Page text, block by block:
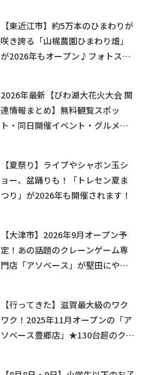
【東近江市】約5万本のひまわりが
咲き誇る「山梶農園ひまわり畑」
が2026年もオープン♪フォトスポ
2026年最新【びわ湖大花火大会 関
連情報まとめ】無料観覧スポッ
ト・同日開催イベント・グルメマ
【夏祭り】ライブやシャボン玉シ
ョー、盆踊りも！「トレセン夏ま
つり」が2026年も開催されます！
【大津市】2026年9月オープン予
定！あの話題のクレーンゲーム専
門店「アソベース」が堅田にやっ
【行ってきた】滋賀最大級のワク
ワク！2025年11月オープンの「ア
ソベース豊郷店」★130台超のクレ